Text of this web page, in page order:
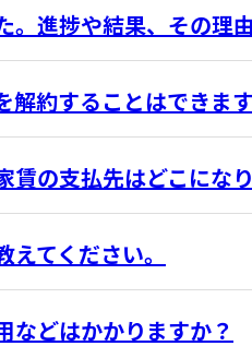
進捗や結果、その理
解約することはできま
賃の支払先はどこにな
てください。
などはかかりますか？